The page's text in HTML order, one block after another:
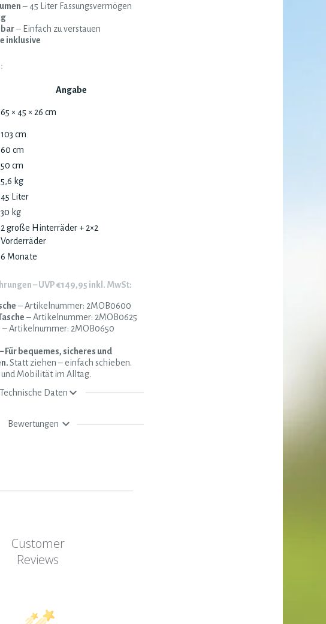
– 45 Liter Fassungsvermögen
– Einfach zu verstauen
inklusive
Angabe
65 × 45 × 26 cm
103 cm
60 cm
50 cm
5,6 kg
45 Liter
30 kg
2 große Hinterräder + 2×2
Vorderräder
6 Monate
– UVP €149,95 inkl. MwSt:
– Artikelnummer: 2MOB0600
– Artikelnummer: 2MOB0625
– Artikelnummer: 2MOB0650
Für bequemes, sicheres und
Statt ziehen – einfach schieben.
und Mobilität im Alltag.
Technische Daten
Bewertungen
Customer
Reviews